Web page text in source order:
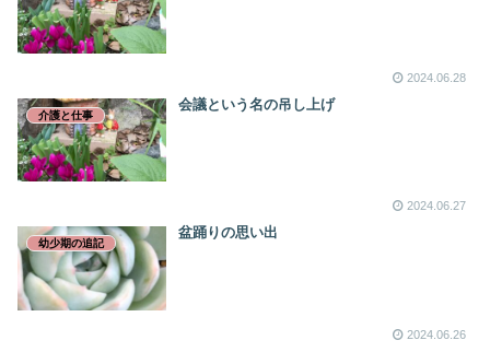
2024.06.28
介護と仕事
会議という名の吊し上げ
2024.06.27
幼少期の追記
盆踊りの思い出
2024.06.26